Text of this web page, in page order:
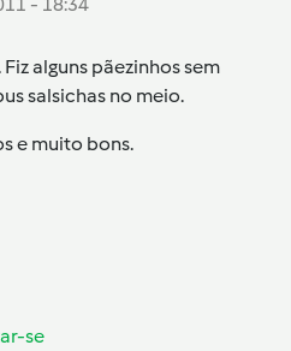
alguns pãezinhos sem
salsichas no meio.
e muito bons.
se